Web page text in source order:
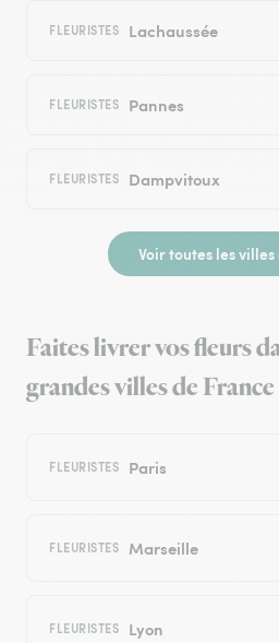
FLEURISTES Lachaussée
FLEURISTES Pannes
FLEURISTES Dampvitoux
Voir toutes les
Faites livrer vos fleurs
grandes villes de France
FLEURISTES Paris
FLEURISTES Marseille
FLEURISTES Lyon